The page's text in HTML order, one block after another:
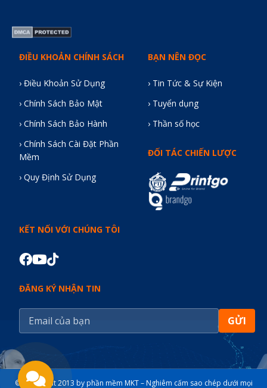
ĐIỀU KHOẢN CHÍNH SÁCH
› Điều Khoản Sử Dụng
› Chính Sách Bảo Mật
› Chính Sách Bảo Hành
› Chính Sách Cài Đặt Phần
Mềm
› Quy Định Sử Dụng
BẠN NÊN ĐỌC
› Tin Tức & Sự Kiện
› Tuyển dụng
› Thần số học
ĐỐI TÁC CHIẾN LƯỢC
KẾT NỐI VỚI CHÚNG TÔI
ĐĂNG KÝ NHẬN TIN
GỬI
© Copyright 2013 by phần mềm MKT – Nghiêm cấm sao chép dưới mọi